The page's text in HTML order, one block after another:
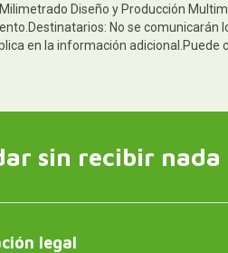
Diseño y Producción
No se comunicarán
en la información
sin recibir nada
legal